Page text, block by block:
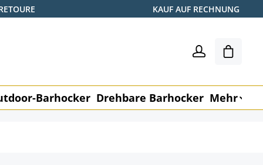
KAUF AUF RECHNUNG
Barhocker Drehbare Barhocker Mehr